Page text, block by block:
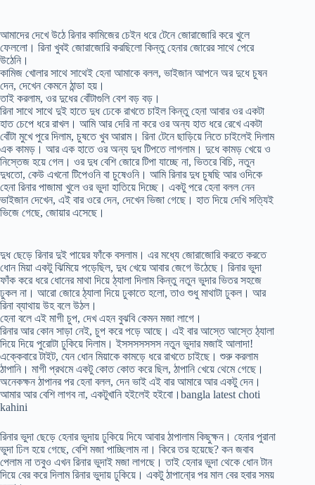
আমাদের দেখে উঠে রিনার কামিজের চেইন ধরে টেনে জোরাজোরি করে খুলে
ফেললো। রিনা খুবই জোরাজোরি করছিলো কিন্তু হেনার জোরের সাথে পেরে
উঠেনি।
কামিজ খোলার সাথে সাথেই হেনা আমাকে বলল, ভাইজান আপনে অর দুধে চুষন
দেন, দেখেন কেমনে ঠান্ডা হয়।
তাই করলাম, ওর দুধের বোঁটাগুলি বেশ বড় বড়।
রিনা সাথে সাথে দুই হাতে দুধ ঢেকে রাখতে চাইল কিন্তু হেনা আবার ওর একটা
হাত চেপে ধরে রাখল। আমি আর দেরি না করে ওর অন্য হাত ধরে রেখে একটা
বোঁটা মুখে পুরে দিলাম, চুষতে খুব আরাম। রিনা টেনে ছাড়িয়ে নিতে চাইলেই দিলাম
এক কামড়। আর এক হাতে ওর অন্য দুধ টিপতে লাগলাম। দুধে কামড় খেয়ে ও
নিস্তেজ হয়ে গেল। ওর দুধ বেশি জোরে টিপা যাচ্ছে না, ভিতরে বিচি, নতুন
দুধতো, কেউ এখনো টিপেওনি বা চুষেওনি। আমি রিনার দুধ চুষছি আর ওদিকে
হেনা রিনার পাজামা খুলে ওর ভুদা হাতিয়ে দিচ্ছে। একটু পরে হেনা বলল নেন
ভাইজান দেখেন, এই বার ওরে দেন, দেখেন ভিজা গেছে। হাত দিয়ে দেখি সত্যিই
ভিজে গেছে, জোয়ার এসেছে।
দুধ ছেড়ে রিনার দুই পায়ের ফাঁকে বসলাম। এর মধ্যে জোরাজোরি করতে করতে
ধোন মিয়া একটু ঝিমিয়ে পড়েছিল, দুধ খেয়ে আবার জেগে উঠেছে। রিনার ভুদা
ফাঁক করে ধরে ধোনের মাথা দিয়ে ঠ্যালা দিলাম কিন্তু নতুন ভুদার ভিতর সহজে
ঢুকল না। আরো জোরে ঠ্যালা দিয়ে ঢুকাতে হলো, তাও শুধু মাথাটা ঢুকল। আর
রিনা ব্যাথায় উহ বলে উঠল।
হেনা বলে এই মাগী চুপ, দেখ এহন বুঝবি কেমন মজা লাগে।
রিনার আর কোন সাড়া নেই, চুপ করে পড়ে আছে। এই বার আস্তে আস্তে ঠ্যালা
দিয়ে দিয়ে পুরোটা ঢুকিয়ে দিলাম। ইসসসসসসস নতুন ভুদার মজাই আলাদা!
এক্কেবারে টাইট, যেন ধোন মিয়াকে কামড়ে ধরে রাখতে চাইছে। শুরু করলাম
ঠাপানি। মাগী প্রথমে একটু কোত কোত করে ছিল, ঠাপানি খেয়ে থেমে গেছে।
অনেকক্ষন ঠাপানর পর হেনা বলল, দেন ভাই এই বার আমারে আর একটু দেন।
আমার আর বেশি লাগব না, একটুখানি হইলেই হইবো।bangla latest choti
kahini
রিনার ভুদা ছেড়ে হেনার ভুদায় ঢুকিয়ে দিযে আবার ঠাপালাম কিছুক্ষন। হেনার পুরানা
ভুদা ঢিল হয়ে গেছে, বেশি মজা পাচ্ছিলাম না। কিরে তর হয়েছে? কন জবাব
পেলাম না তবুও এখন রিনার ভুদাই মজা লাগছে। তাই হেনার ভুদা থেকে ধোন টান
দিয়ে বের করে দিলাম রিনার ভুদায় ঢুকিয়ে। একটু ঠাপানো্র পর মাল বের হবার সময়